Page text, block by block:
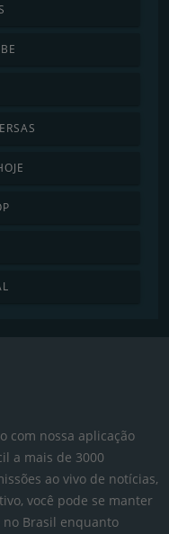
com nossa aplicação
a mais de 3000
ao vivo de notícias,
você pode se manter
Brasil enquanto